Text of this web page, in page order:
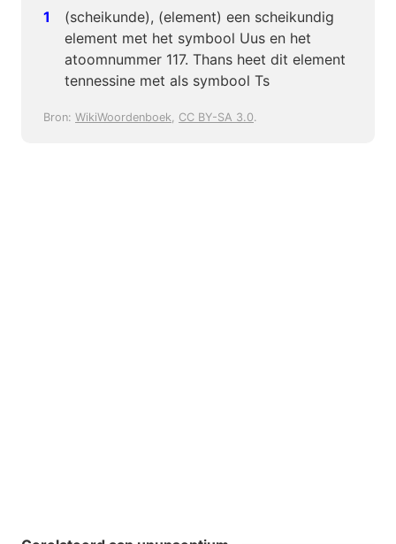
(scheikunde), (element) een scheikundig
element met het symbool Uus en het
atoomnummer 117. Thans heet dit element
tennessine met als symbool Ts
Bron: WikiWoordenboek, CC BY-SA 3.0.